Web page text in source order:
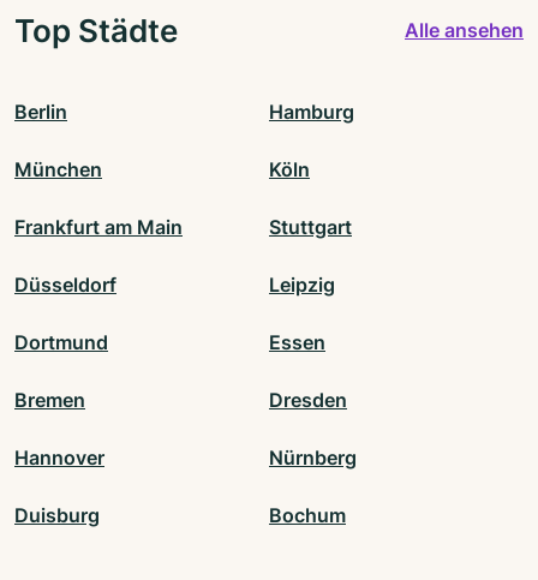
Top Städte Alle ansehen
Berlin Hamburg
München Köln
Frankfurt am Main Stuttgart
Düsseldorf Leipzig
Dortmund Essen
Bremen Dresden
Hannover Nürnberg
Duisburg Bochum